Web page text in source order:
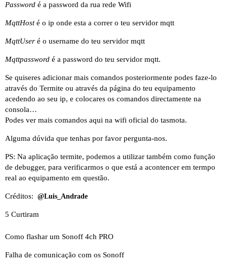
Password é a password da rua rede Wifi
MqttHosté o ip onde esta a correr o teu servidor mqtt
MqttUser é o username do teu servidor mqtt
Mqttpassword é a password do teu servidor mqtt.
Se quiseres adicionar mais comandos posteriormente podes faze-lo
através do Termite ou através da página do teu equipamento
acedendo ao seu ip, e colocares os comandos directamente na
consola…
Podes ver mais comandos aqui na wifi oficial do tasmota.
Alguma dúvida que tenhas por favor pergunta-nos.
PS: Na aplicação termite, podemos a utilizar também como função
de debugger, para verificarmos o que está a acontencer em termpo
real ao equipamento em questão.
Créditos: @Luis_Andrade
5 Curtiram
Como flashar um Sonoff 4ch PRO
Falha de comunicação com os Sonoff